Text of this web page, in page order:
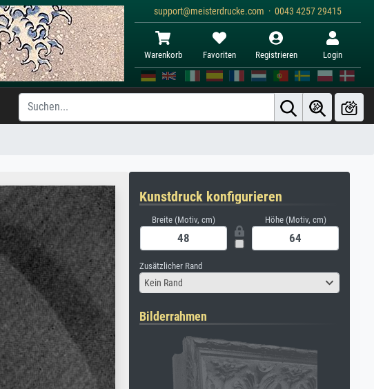
support@meisterdrucke.com · 0043 4257 29415
Warenkorb Favoriten Registrieren Login
Kunstdruck konfigurieren
Breite (Motiv, cm) Höhe (Motiv, cm)
Zusätzlicher Rand
Kein Rand
Bilderrahmen